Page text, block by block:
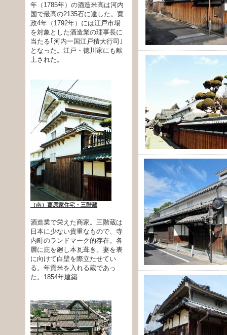
年（1785年）の酒造米高は河内
国で最高の2135石に達した。寛
政4年（1792年）には江戸市場
を対象とした酒造業の理事長に
当たる｢河内一国江戸積大行司｣
となった。江戸・徳川家にも献
上された。
（南）葛原家住宅・三階蔵
酒造業で栄えた商家。三階蔵は
日本に少ない貴重なもので、寺
内町のランドマーク的存在。各
層に庇を廻し本瓦葺き。妻を表
に向けて白壁を際立たせてい
る。年貢米を入れる蔵であっ
た。1854年建築